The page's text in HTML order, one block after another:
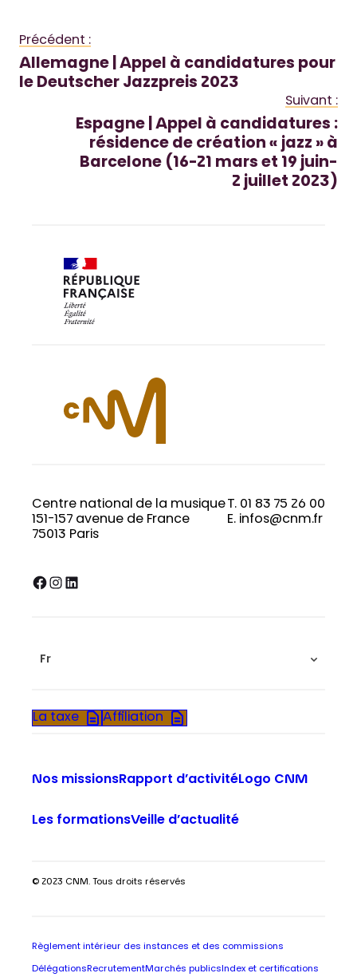
Précédent :
Allemagne | Appel à candidatures pour
le Deutscher Jazzpreis 2023
Suivant :
Espagne | Appel à candidatures :
résidence de création « jazz » à
Barcelone (16-21 mars et 19 juin-
2 juillet 2023)
Centre national de la musique
151-157 avenue de France
75013 Paris
T. 01 83 75 26 00
E. infos@cnm.fr
Facebook InstagramLinkedIn
Fr
La taxe Affiliation
Nos missionsRapport d’activitéLogo CNM
Les formationsVeille d’actualité
© 2023 CNM. Tous droits réservés
Règlement intérieur des instances et des commissions
Délégations RecrutementMarchés publics Index et certifications